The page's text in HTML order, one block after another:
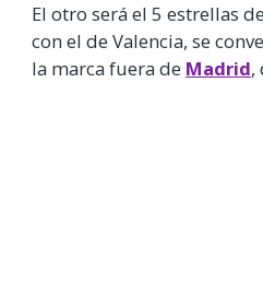
El otro será el 5 estrellas
con el de Valencia, se
la marca fuera de Madrid,